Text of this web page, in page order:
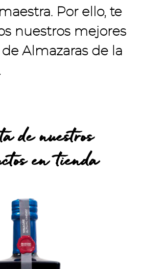
. Por ello, te
nuestros mejores
Almazaras de la
de nuestros
en tienda